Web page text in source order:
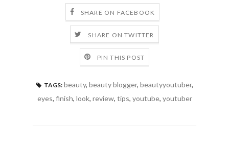
SHARE ON FACEBOOK
SHARE ON TWITTER
PIN THIS POST
TAGS: beauty, beauty blogger, beautyyoutuber,
eyes, finish, look, review, tips, youtube, youtuber